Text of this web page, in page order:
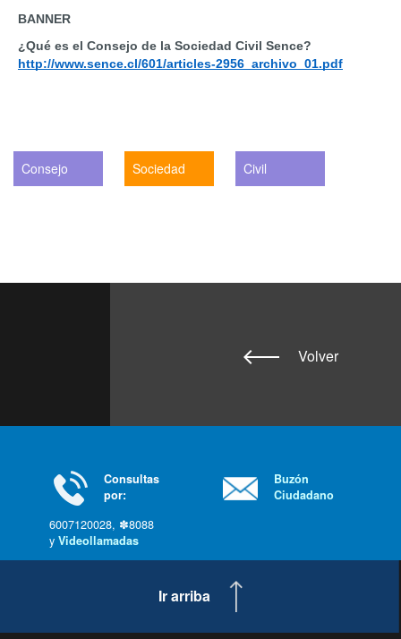
BANNER
http://www.sence.cl/601/articles-2956_archivo_01.pdf
Consejo Sociedad Civil
Volver
Consultas
por:
6007120028, ✽8088
y Videollamadas
Buzón
Ciudadano
Ir arriba